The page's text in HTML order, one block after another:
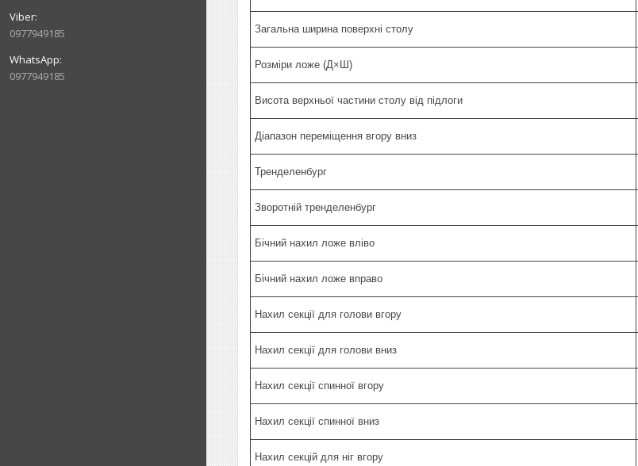
0977949185
0977949185
Загальна ширина поверхні столу
Розміри ложе (Д×Ш)
Висота верхньої частини столу від підлоги
Діапазон переміщення вгору вниз
Тренделенбург
Зворотній тренделенбург
Бічний нахил ложе вліво
Бічний нахил ложе вправо
Нахил секції для голови вгору
Нахил секції для голови вниз
Нахил секції спинної вгору
Нахил секції спинної вниз
Нахил секцій для ніг вгору